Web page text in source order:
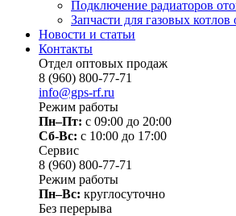
Подключение радиаторов
Запчасти для газовых котлов
Новости и статьи
Контакты
Отдел оптовых продаж
8 (960) 800-77-71
info@gps-rf.ru
Режим работы
Пн–Пт: с 09:00 до 20:00
Сб-Вс: c 10:00 до 17:00
Сервис
8 (960) 800-77-71
Режим работы
Пн–Вс: круглосуточно
Без перерыва